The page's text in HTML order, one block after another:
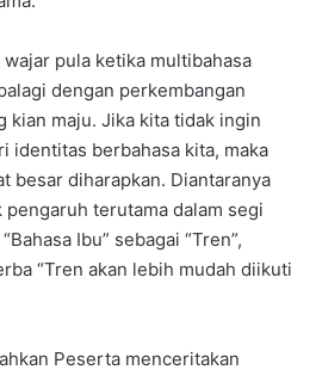
pula ketika multibahasa
dengan perkembangan
kian maju. Jika kita tidak ingin
identitas berbahasa kita, maka
besar diharapkan. Diantaranya
pengaruh terutama dalam segi
Ibu” sebagai “Tren”,
“Tren akan lebih mudah diikuti
Peserta menceritakan